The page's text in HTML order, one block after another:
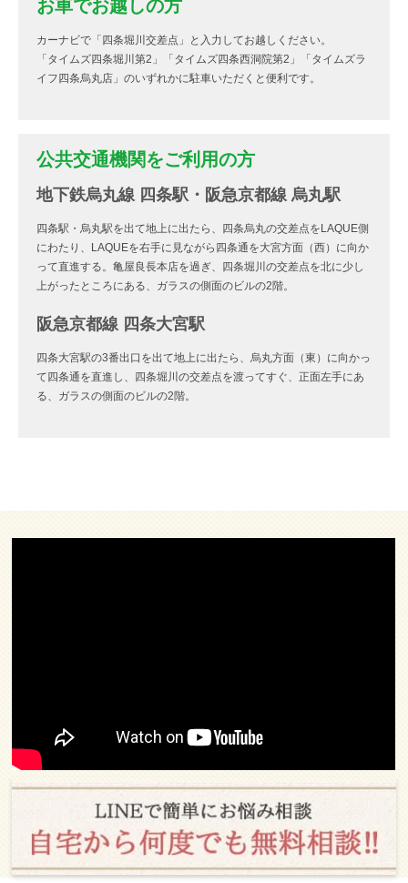
お車でお越しの方
カーナビで「四条堀川交差点」と入力してお越しください。
「タイムズ四条堀川第2」「タイムズ四条西洞院第2」「タイムズラ
イフ四条烏丸店」のいずれかに駐車いただくと便利です。
公共交通機関をご利用の方
地下鉄烏丸線 四条駅・阪急京都線 烏丸駅
四条駅・烏丸駅を出て地上に出たら、四条烏丸の交差点をLAQUE側
にわたり、LAQUEを右手に見ながら四条通を大宮方面（西）に向か
って直進する。亀屋良長本店を過ぎ、四条堀川の交差点を北に少し
上がったところにある、ガラスの側面のビルの2階。
阪急京都線 四条大宮駅
四条大宮駅の3番出口を出て地上に出たら、烏丸方面（東）に向かっ
て四条通を直進し、四条堀川の交差点を渡ってすぐ、正面左手にあ
る、ガラスの側面のビルの2階。